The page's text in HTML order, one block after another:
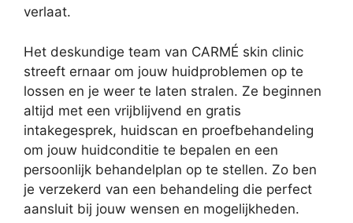
verlaat.
Het deskundige team van CARMÉ skin clinic
streeft ernaar om jouw huidproblemen op te
lossen en je weer te laten stralen. Ze beginnen
altijd met een vrijblijvend en gratis
intakegesprek, huidscan en proefbehandeling
om jouw huidconditie te bepalen en een
persoonlijk behandelplan op te stellen. Zo ben
je verzekerd van een behandeling die perfect
aansluit bij jouw wensen en mogelijkheden.